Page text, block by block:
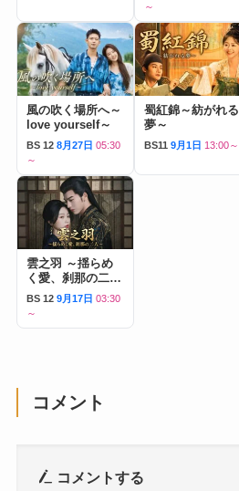
～
風の吹く場所へ～
love yourself～
BS 12 8月27日 05:30
～
蜀紅錦～紡がれる
夢～
BS11 9月1日 13:00～
雲之羽 ～揺らめ
く愛、刹那の二人
～
BS 12 9月17日 03:30
～
コメント
コメントする